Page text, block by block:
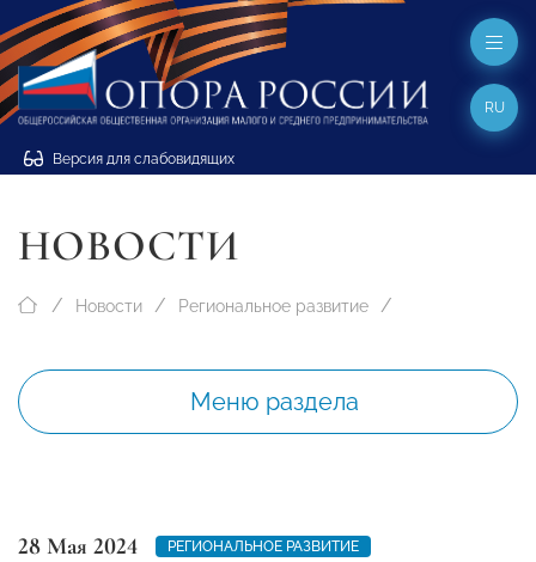
Версия для слабовидящих
RU
НОВОСТИ
Новости Региональное развитие
Меню раздела
28 Мая 2024
РЕГИОНАЛЬНОЕ РАЗВИТИЕ